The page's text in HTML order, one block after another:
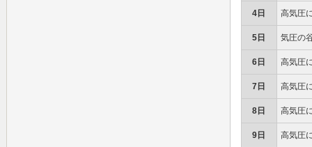
4日 高気圧
5日 気圧の
6日 高気圧
7日 高気圧
8日 高気圧
9日 高気圧